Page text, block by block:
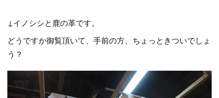
↓イノシシと鹿の革です。
どうですか御覧頂いて、手前の方、ちょっときついでしょ
う？